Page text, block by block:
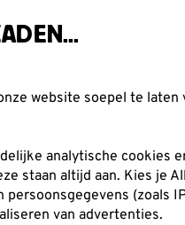
website soepel te
analytische cookies
staan altijd aan. Kies je
persoonsgegevens (zoals
van advertenties.
Voederhuisjes & -silo's
Hangende voedertafel